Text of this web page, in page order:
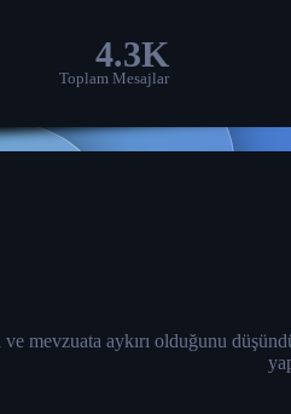
4.3K
Toplam Mesajlar
mevzuata aykırı olduğunu